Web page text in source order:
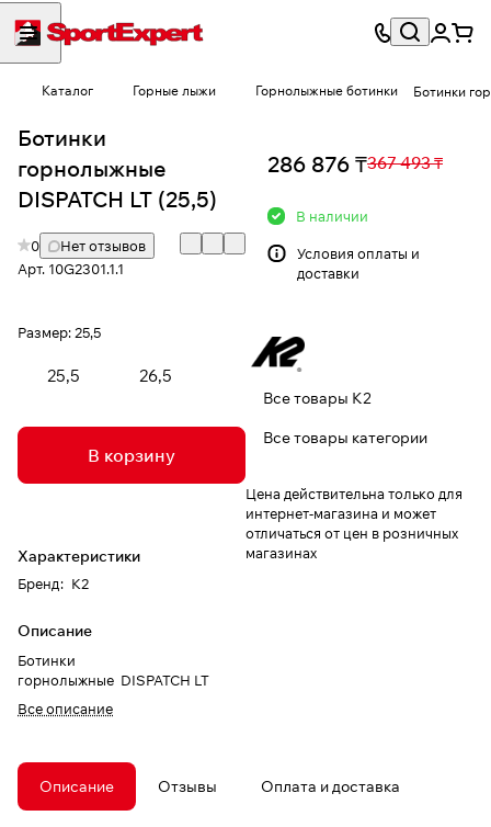
Каталог Горные лыжи Горнолыжные ботинки Ботинки
Ботинки
горнолыжные
DISPATCH LT (25,5)
0
Нет отзывов
Арт. 10G2301.1.1
Размер:25,5
25,5 26,5
В корзину
Характеристики
Бренд: K2
Описание
Ботинки
горнолыжные DISPATCH LT
Все описание
286 876 ₸367 493 ₸
В наличии
Условия оплаты и
доставки
Все товары K2
Все товары категории
Цена действительна только для
интернет-магазина и может
отличаться от цен в розничных
магазинах
Описание Отзывы Оплата и доставка